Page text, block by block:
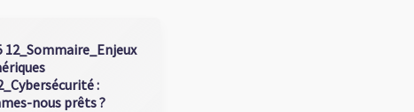
12_Sommaire_Enjeux
:
nous prêts ?